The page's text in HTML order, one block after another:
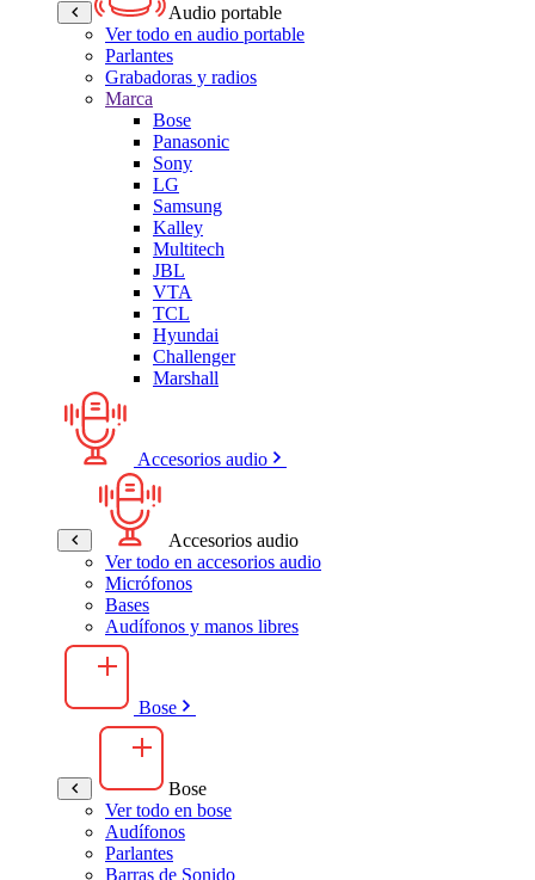
Audio portable
Ver todo en audio portable
Parlantes
Grabadoras y radios
Marca
Bose
Panasonic
Sony
LG
Samsung
Kalley
Multitech
JBL
VTA
TCL
Hyundai
Challenger
Marshall
Accesorios audio
Accesorios audio
Ver todo en accesorios audio
Micrófonos
Bases
Audífonos y manos libres
Bose
Bose
Ver todo en bose
Audífonos
Parlantes
Barras de Sonido